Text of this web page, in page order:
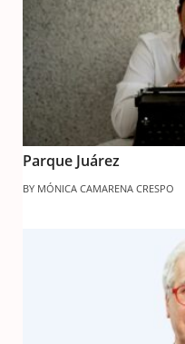
Parque Juárez
BY MÓNICA CAMARENA CRESPO